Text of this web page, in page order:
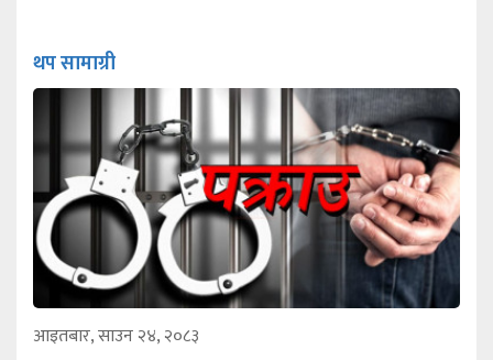
थप सामाग्री
आइतबार, साउन २४, २०८३